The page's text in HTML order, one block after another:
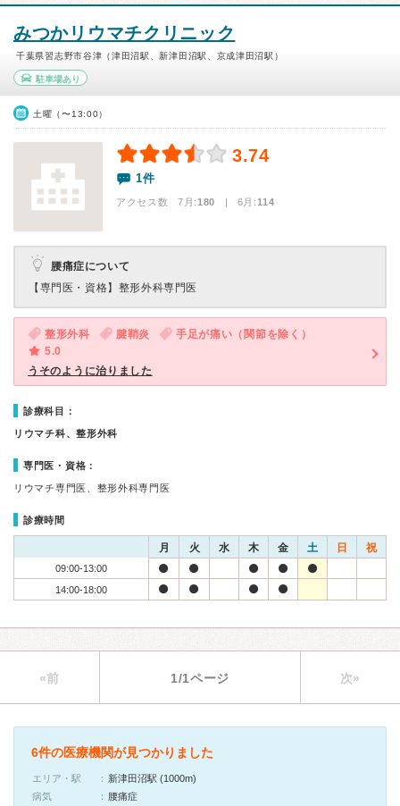
みつかリウマチクリニック
千葉県習志野市谷津（津田沼駅、新津田沼駅、京成津田沼駅）
駐車場あり
土曜（〜13:00）
3.74
1件
アクセス数 7月:180 | 6月:114
腰痛症について
【専門医・資格】 整形外科専門医
整形外科 腱鞘炎
手足が痛い（関節を除く）
5.0
うそのように治りました
診療科目：
リウマチ科、整形外科
専門医・資格：
リウマチ専門医、整形外科専門医
診療時間
月 火 水 木 金 土 日 祝
09:00-13:00
14:00-18:00
«前 1/1ページ 次»
6件の医療機関が見つかりました
エリア・駅
新津田沼駅 (1000m)
病気
腰痛症